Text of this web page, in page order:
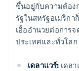
ขึ้นอยู่กับความต้อง
รัฐในสหรัฐอเมริกา
เอื้ออำนวยต่อการ
ประเทศและทั่วโลก
เดลาแวร์: เดล